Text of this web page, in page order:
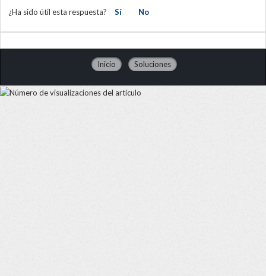
¿Ha sido útil esta respuesta? Sí No
Inicio Soluciones